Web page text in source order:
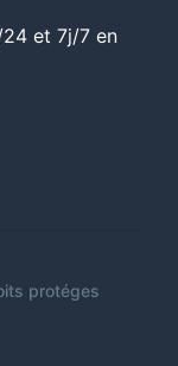
et 7j/7 en
protéges